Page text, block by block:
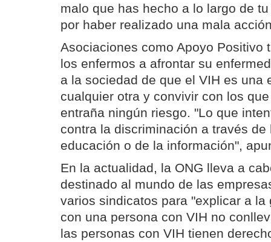
malo que has hecho a lo largo de
por haber realizado una mala
Asociaciones como Apoyo Positivo
los enfermos a afrontar su
a la sociedad de que el VIH es una
cualquier otra y convivir con los
entraña ningún riesgo. "Lo que
contra la discriminación a través
educación o de la información",
En la actualidad, la ONG lleva a
destinado al mundo de las
varios sindicatos para "explicar a la
con una persona con VIH no
las personas con VIH tienen